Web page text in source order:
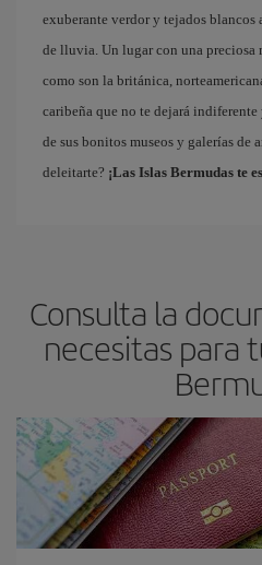
exuberante verdor y tejados blancos
de lluvia. Un lugar con una preciosa
como son la británica,
caribeña que no te dejará
de sus bonitos museos y galerías de
deleitarte? ¡Las Islas Bermudas te
Consulta la
necesitas para